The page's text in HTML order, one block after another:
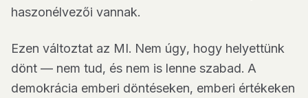
haszonélvezői vannak.
Ezen változtat az MI. Nem úgy, hogy helyettünk
dönt — nem tud, és nem is lenne szabad. A
demokrácia emberi döntéseken, emberi értékeken